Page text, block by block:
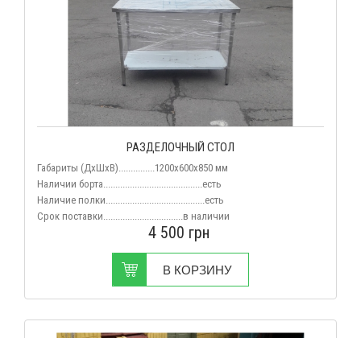
РАЗДЕЛОЧНЫЙ СТОЛ
Габариты (ДхШхВ)...............1200х600х850 мм
Наличии борта.........................................есть
Наличие полки.........................................есть
Срок поставки.................................в наличии
4 500 грн
В КОРЗИНУ